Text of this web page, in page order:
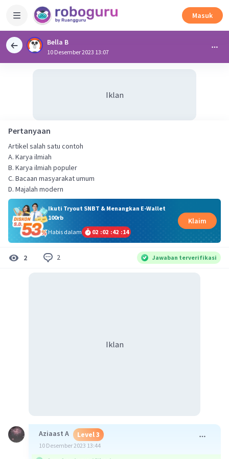
Masuk
Bella B
10 Desember 2023 13:07
Iklan
Pertanyaan
Artikel salah satu contoh
A. Karya ilmiah
B. Karya ilmiah populer
C. Bacaan masyarakat umum
D. Majalah modern
Ikuti Tryout SNBT & Menangkan E-Wallet
100rb
Habis dalam
02 :02 :42 :14
Klaim
2 2 Jawaban terverifikasi
Iklan
Aziaast A Level 3
10 Desember 2023 13:44